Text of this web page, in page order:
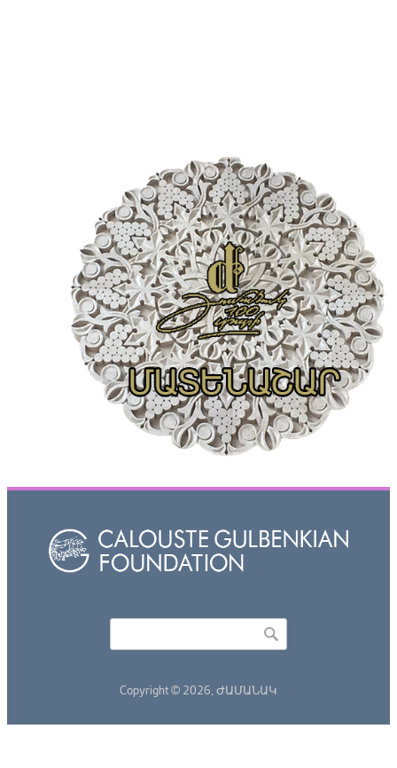
Copyright © 2026, ԺԱՄԱՆԱԿ